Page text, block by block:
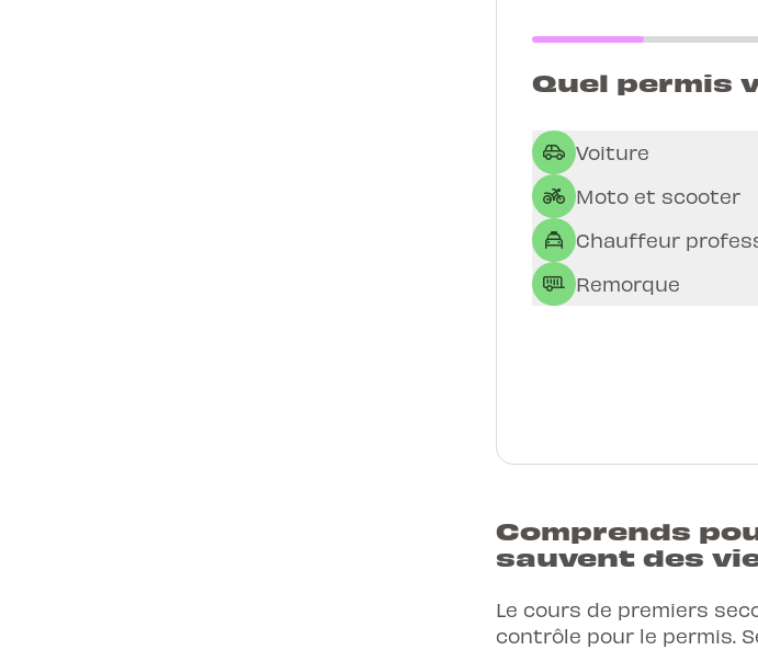
Quel permis
Voiture
Moto et scooter
Chauffeur
Remorque
Comprends
sauvent des
Le cours de premiers
contrôle pour le permis.